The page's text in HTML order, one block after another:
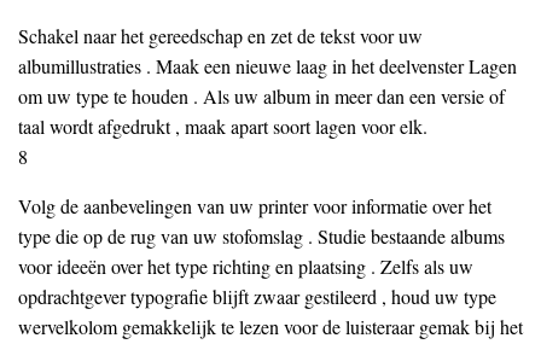
Schakel naar het gereedschap en zet de tekst voor uw
albumillustraties . Maak een nieuwe laag in het deelvenster Lagen
om uw type te houden . Als uw album in meer dan een versie of
taal wordt afgedrukt , maak apart soort lagen voor elk.
8
Volg de aanbevelingen van uw printer voor informatie over het
type die op de rug van uw stofomslag . Studie bestaande albums
voor ideeën over het type richting en plaatsing . Zelfs als uw
opdrachtgever typografie blijft zwaar gestileerd , houd uw type
wervelkolom gemakkelijk te lezen voor de luisteraar gemak bij het